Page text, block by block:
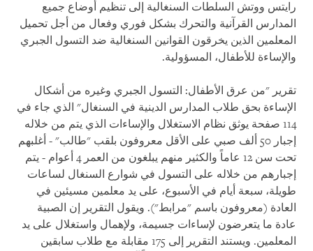
رايتس ووتش السلطات السنغالية إلى تنظيم أوضاع جميع
المدارس القرآنية والتحرك بشكل فوري وفعال من أجل تحميل
المعلمين الذين يخرقون القوانين السنغالية ضد التسول الجبري
والإساءة للأطفال، المسؤولية.
تقرير "من عرق الأطفال: التسول الجبري وغيره من أشكال
الإساءة بحق طلاب المدارس الدينية في السنغال" الذي جاء في
114 صفحة يوثق نظام الاستغلال والإساءات الذي يتم من خلاله
إجبار 50 ألف صبي على الأقل معروفون بلقب "طالب" - أغلبهم
تحت سن 12 عاماً والكثير منهم يبلغون من العمر 4 أعوام - يتم
إجبارهم من خلاله على التسول في شوارع السنغال لساعات
طويلة، سبعة أيام في الأسبوع، على يد معلمين مسيئين في
العادة (معروفون باسم "مرابط"). ويقول التقرير إن الصبية
عادة ما يتعرضون لإساءات جسيمة، ولإهمال واستغلال على يد
المعلمين. ويستند التقرير إلى 175 مقابلة مع طلاب سابقين